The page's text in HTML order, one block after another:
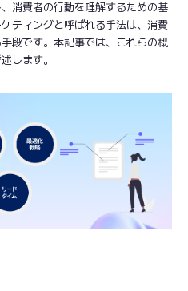
消費者の行動を理解するための基
ティングと呼ばれる手法は、消費
段です。本記事では、これらの概
します。